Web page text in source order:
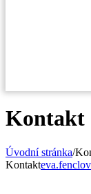
Kontakt
Úvodní stránka/
Kontakt